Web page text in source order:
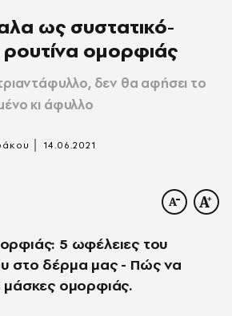
ως συστατικό-
ρουτίνα ομορφιάς
δεν θα αφήσει το
κι άφυλλο
14.06.2021
5 ωφέλειες του
στο δέρμα μας - Πώς να
μάσκες ομορφιάς.